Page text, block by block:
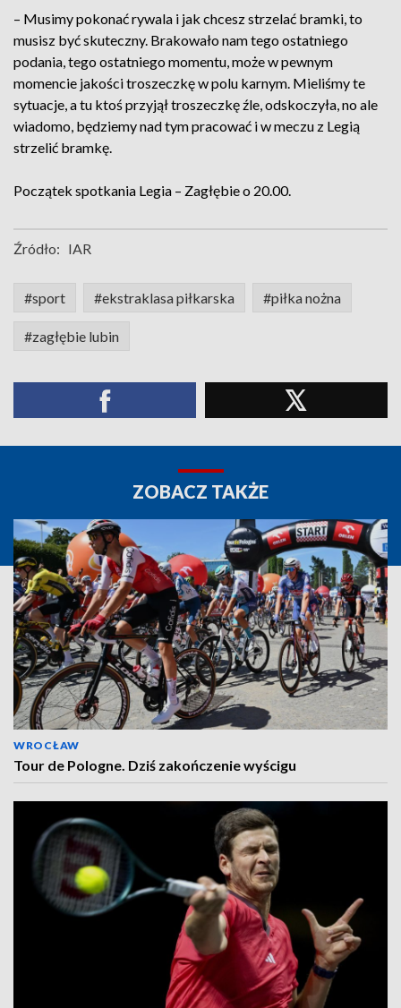
– Musimy pokonać rywala i jak chcesz strzelać bramki, to
musisz być skuteczny. Brakowało nam tego ostatniego
podania, tego ostatniego momentu, może w pewnym
momencie jakości troszeczkę w polu karnym. Mieliśmy te
sytuacje, a tu ktoś przyjął troszeczkę źle, odskoczyła, no ale
wiadomo, będziemy nad tym pracować i w meczu z Legią
strzelić bramkę.
Początek spotkania Legia – Zagłębie o 20.00.
Źródło: IAR
#sport #ekstraklasa piłkarska #piłka nożna
#zagłębie lubin
ZOBACZ TAKŻE
WROCŁAW
Tour de Pologne. Dziś zakończenie wyścigu